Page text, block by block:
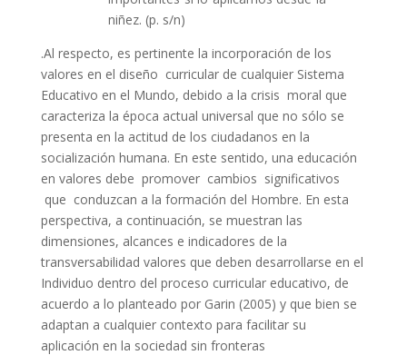
niñez. (p. s/n)
.Al respecto, es pertinente la incorporación de los
valores en el diseño curricular de cualquier Sistema
Educativo en el Mundo, debido a la crisis moral que
caracteriza la época actual universal que no sólo se
presenta en la actitud de los ciudadanos en la
socialización humana. En este sentido, una educación
en valores debe promover cambios significativos
que conduzcan a la formación del Hombre. En esta
perspectiva, a continuación, se muestran las
dimensiones, alcances e indicadores de la
transversabilidad valores que deben desarrollarse en el
Individuo dentro del proceso curricular educativo, de
acuerdo a lo planteado por Garin (2005) y que bien se
adaptan a cualquier contexto para facilitar su
aplicación en la sociedad sin fronteras